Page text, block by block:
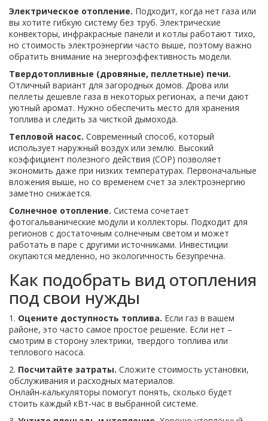
Электрическое отопление. Подходит, когда нет газа или
вы хотите гибкую систему без труб. Электрические
конвекторы, инфракрасные панели и котлы работают тихо,
но стоимость электроэнергии часто выше, поэтому важно
обратить внимание на энергоэффективность модели.
Твердотопливные (дровяные, пеллетные) печи.
Отличный вариант для загородных домов. Дрова или
пеллеты дешевле газа в некоторых регионах, а печи дают
уютный аромат. Нужно обеспечить место для хранения
топлива и следить за чисткой дымохода.
Тепловой насос. Современный способ, который
использует наружный воздух или землю. Высокий
коэффициент полезного действия (COP) позволяет
экономить даже при низких температурах. Первоначальные
вложения выше, но со временем счет за электроэнергию
заметно снижается.
Солнечное отопление. Система сочетает
фотогальванические модули и коллекторы. Подходит для
регионов с достаточным солнечным светом и может
работать в паре с другими источниками. Инвестиции
окупаются медленно, но экологичность безупречна.
Как подобрать вид отопления
под свои нужды
1. Оцените доступность топлива. Если газ в вашем
районе, это часто самое простое решение. Если нет –
смотрим в сторону электрики, твердого топлива или
теплового насоса.
2. Посчитайте затраты. Сложите стоимость установки,
обслуживания и расходных материалов.
Онлайн‑калькуляторы помогут понять, сколько будет
стоить каждый кВт‑час в выбранной системе.